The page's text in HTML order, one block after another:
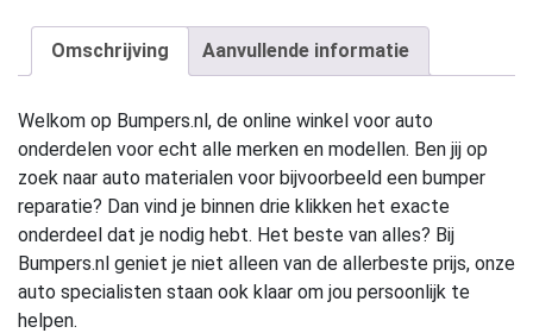
Omschrijving Aanvullende informatie
Welkom op Bumpers.nl, de online winkel voor auto
onderdelen voor echt alle merken en modellen. Ben jij op
zoek naar auto materialen voor bijvoorbeeld een bumper
reparatie? Dan vind je binnen drie klikken het exacte
onderdeel dat je nodig hebt. Het beste van alles? Bij
Bumpers.nl geniet je niet alleen van de allerbeste prijs, onze
auto specialisten staan ook klaar om jou persoonlijk te
helpen.